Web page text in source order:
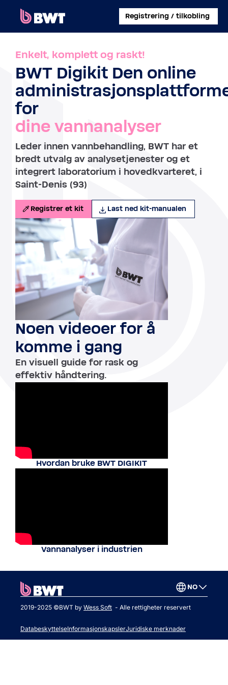
Registrering / tilkobling
LOGG PÅ
ADMINISTRER EN BRUKERKONTO
REGISTRER ET KIT UTEN KONTO
OM BWT
KONTAKT
Enkelt, komplett og raskt!
BWT Digikit Den online
for
dine vannanalyser
Leder innen vannbehandling, BWT har et
bredt utvalg av analysetjenester og et
integrert laboratorium i hovedkvarteret, i
Saint-Denis (93)
Registrer et kit Last ned kit-manualen
Noen videoer for å
komme i gang
En visuell guide for rask og
effektiv håndtering.
Hvordan bruke BWT DIGIKIT
Vannanalyser i industrien
NO
2019-2025 ©BWT by Wess Soft - Alle rettigheter reservert
DatabeskyttelseInformasjonskapslerJuridiske merknader